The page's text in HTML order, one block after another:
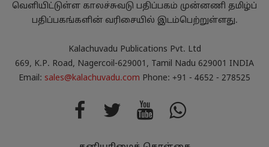
வெளியிட்டுள்ள காலச்சுவடு பதிப்பகம் முன்னணி தமிழ்ப்
பதிப்பகங்களின் வரிசையில் இடம்பெற்றுள்ளது.
Kalachuvadu Publications Pvt. Ltd
669, K.P. Road, Nagercoil-629001, Tamil Nadu 629001 INDIA
Email: sales@kalachuvadu.com Phone: +91 - 4652 - 278525